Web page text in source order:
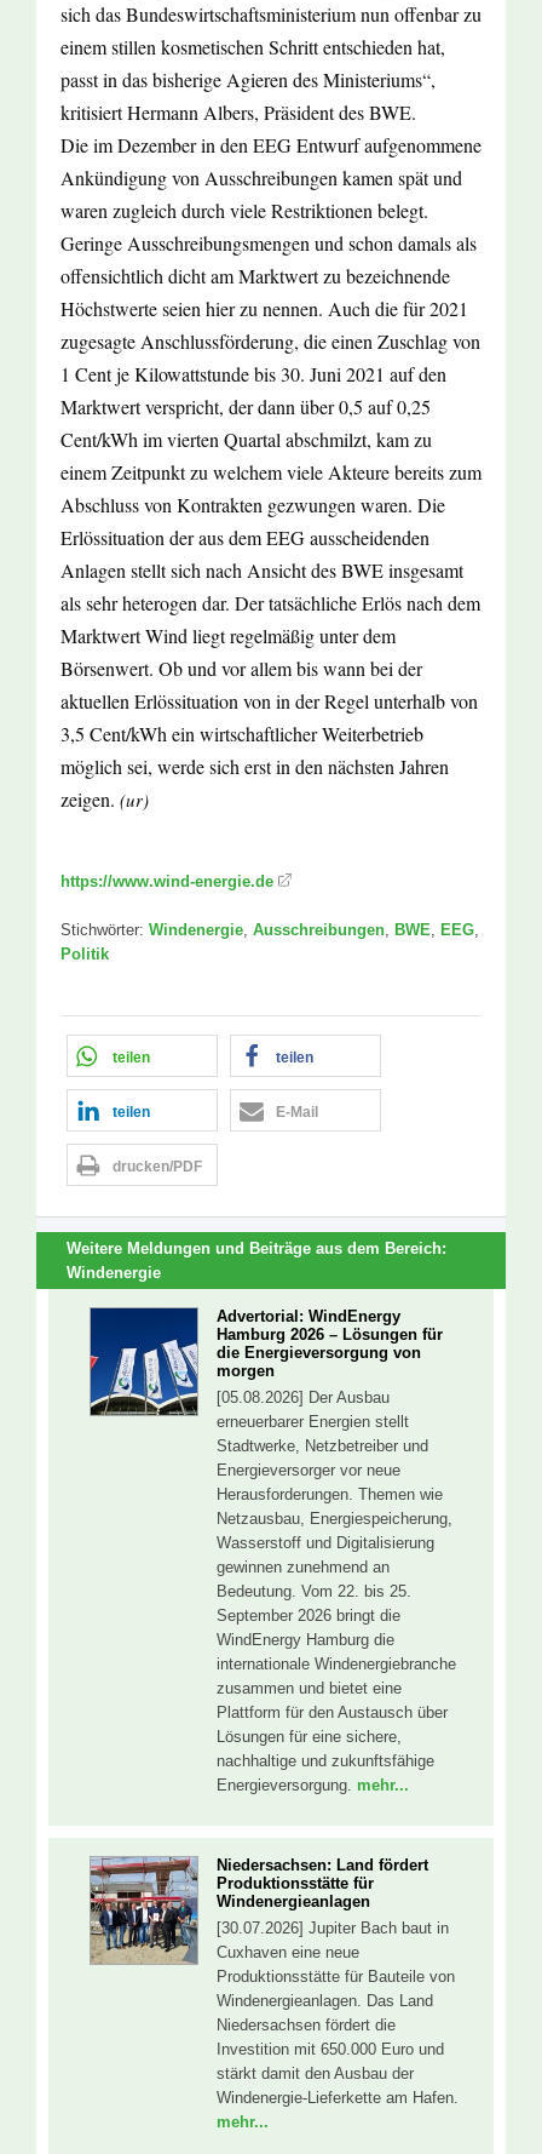
sich das Bundeswirtschaftsministerium nun offenbar zu
einem stillen kosmetischen Schritt entschieden hat,
passt in das bisherige Agieren des Ministeriums“,
kritisiert Hermann Albers, Präsident des BWE.
Die im Dezember in den EEG Entwurf aufgenommene
Ankündigung von Ausschreibungen kamen spät und
waren zugleich durch viele Restriktionen belegt.
Geringe Ausschreibungsmengen und schon damals als
offensichtlich dicht am Marktwert zu bezeichnende
Höchstwerte seien hier zu nennen. Auch die für 2021
zugesagte Anschlussförderung, die einen Zuschlag von
1 Cent je Kilowattstunde bis 30. Juni 2021 auf den
Marktwert verspricht, der dann über 0,5 auf 0,25
Cent/kWh im vierten Quartal abschmilzt, kam zu
einem Zeitpunkt zu welchem viele Akteure bereits zum
Abschluss von Kontrakten gezwungen waren. Die
Erlössituation der aus dem EEG ausscheidenden
Anlagen stellt sich nach Ansicht des BWE insgesamt
als sehr heterogen dar. Der tatsächliche Erlös nach dem
Marktwert Wind liegt regelmäßig unter dem
Börsenwert. Ob und vor allem bis wann bei der
aktuellen Erlössituation von in der Regel unterhalb von
3,5 Cent/kWh ein wirtschaftlicher Weiterbetrieb
möglich sei, werde sich erst in den nächsten Jahren
zeigen. (ur)
https://www.wind-energie.de
Stichwörter: Windenergie, Ausschreibungen, BWE, EEG,
Politik
teilen teilen
teilen E-Mail
drucken/PDF
Weitere Meldungen und Beiträge aus dem Bereich:
Windenergie
Advertorial: WindEnergy
Hamburg 2026 – Lösungen für
die Energieversorgung von
morgen
[05.08.2026] Der Ausbau
erneuerbarer Energien stellt
Stadtwerke, Netzbetreiber und
Energieversorger vor neue
Herausforderungen. Themen wie
Netzausbau, Energiespeicherung,
Wasserstoff und Digitalisierung
gewinnen zunehmend an
Bedeutung. Vom 22. bis 25.
September 2026 bringt die
WindEnergy Hamburg die
internationale Windenergiebranche
zusammen und bietet eine
Plattform für den Austausch über
Lösungen für eine sichere,
nachhaltige und zukunftsfähige
Energieversorgung. mehr...
Niedersachsen: Land fördert
Produktionsstätte für
Windenergieanlagen
[30.07.2026] Jupiter Bach baut in
Cuxhaven eine neue
Produktionsstätte für Bauteile von
Windenergieanlagen. Das Land
Niedersachsen fördert die
Investition mit 650.000 Euro und
stärkt damit den Ausbau der
Windenergie-Lieferkette am Hafen.
mehr...